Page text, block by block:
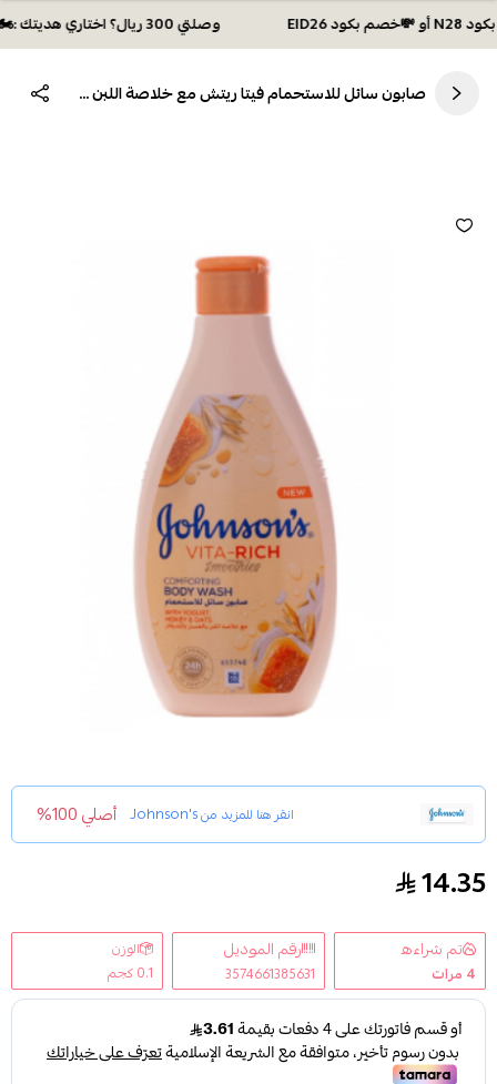
وصلتي 300 ريال؟ اختاري هديتك :🏍 شحن مجاني بكود N28 أو 💸خصم بكود EID26
صابون سائل للاستحمام فيتا ريتش مع خلاصة اللبن والعسل والشوفان من جونسون - 250مل
انقر هنا للمزيد منJohnson's أصلي 100%
صابون سائل للاستحمام فيتا ريتش مع خلاصة اللبن
14.35
تم شراءه
4 مرات
رقم الموديل
3574661385631
الوزن
0.1 كجم